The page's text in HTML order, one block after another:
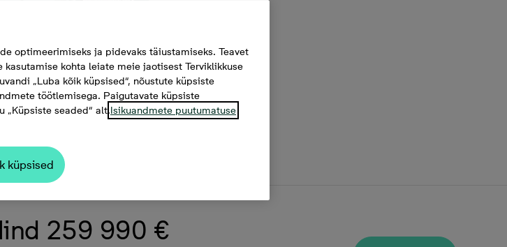
259 990 €
optimeerimiseks ja pidevaks täiustamiseks. Teavet
kohta leiate meie jaotisest Terviklikkuse
„Luba kõik küpsised“, nõustute küpsiste
töötlemisega. Paigutavate küpsiste
„Küpsiste seaded“ alt.Isikuandmete puutumatuse
küpsised